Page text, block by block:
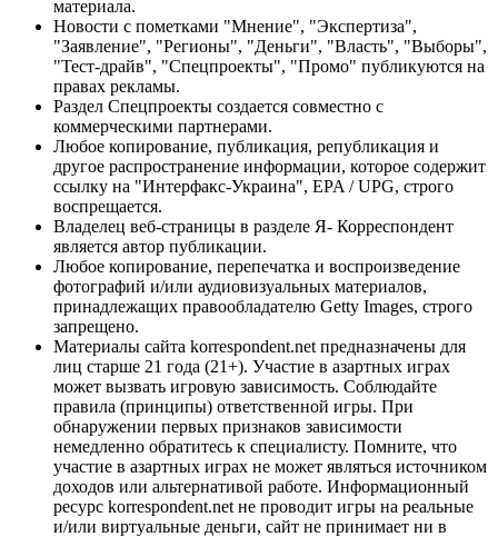
материала.
Новости с пометками "Мнение", "Экспертиза",
"Заявление", "Регионы", "Деньги", "Власть", "Выборы",
"Тест-драйв", "Спецпроекты", "Промо" публикуются на
правах рекламы.
Раздел Спецпроекты создается совместно с
коммерческими партнерами.
Любое копирование, публикация, републикация и
другое распространение информации, которое содержит
ссылку на "Интерфакс-Украина", EPA / UPG, строго
воспрещается.
Владелец веб-страницы в разделе Я- Корреспондент
является автор публикации.
Любое копирование, перепечатка и воспроизведение
фотографий и/или аудиовизуальных материалов,
принадлежащих правообладателю Getty Images, строго
запрещено.
Материалы сайта korrespondent.net предназначены для
лиц старше 21 года (21+). Участие в азартных играх
может вызвать игровую зависимость. Соблюдайте
правила (принципы) ответственной игры. При
обнаружении первых признаков зависимости
немедленно обратитесь к специалисту. Помните, что
участие в азартных играх не может являться источником
доходов или альтернативой работе. Информационный
ресурс korrespondent.net не проводит игры на реальные
и/или виртуальные деньги, сайт не принимает ни в